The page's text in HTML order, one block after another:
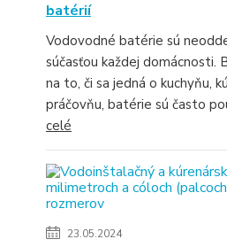
batérií
Vodovodné batérie sú
súčasťou každej domácnosti.
na to, či sa jedná o kuchyňu,
práčovňu, batérie sú často
celé
23.05.2024